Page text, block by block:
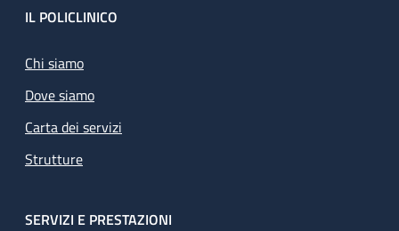
Footer
IL POLICLINICO
Chi siamo
Dove siamo
Carta dei servizi
Strutture
SERVIZI E PRESTAZIONI